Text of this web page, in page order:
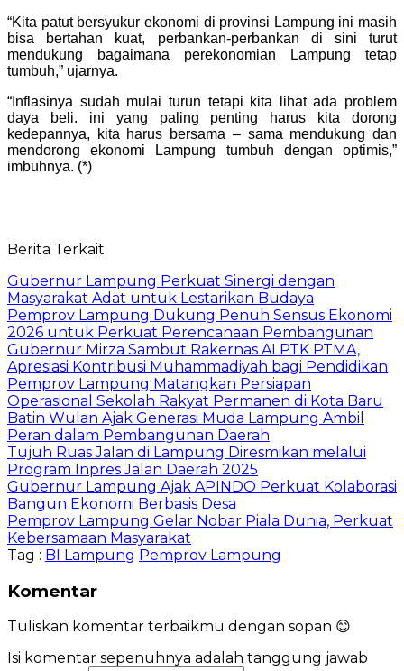
“Kita patut bersyukur ekonomi di provinsi Lampung ini masih
bisa bertahan kuat, perbankan-perbankan di sini turut
mendukung bagaimana perekonomian Lampung tetap
tumbuh,” ujarnya.
“Inflasinya sudah mulai turun tetapi kita lihat ada problem
daya beli. ini yang paling penting harus kita dorong
kedepannya, kita harus bersama – sama mendukung dan
mendorong ekonomi Lampung tumbuh dengan optimis,”
imbuhnya. (*)
Berita Terkait
Gubernur Lampung Perkuat Sinergi dengan
Masyarakat Adat untuk Lestarikan Budaya
Pemprov Lampung Dukung Penuh Sensus Ekonomi
2026 untuk Perkuat Perencanaan Pembangunan
Gubernur Mirza Sambut Rakernas ALPTK PTMA,
Apresiasi Kontribusi Muhammadiyah bagi Pendidikan
Pemprov Lampung Matangkan Persiapan
Operasional Sekolah Rakyat Permanen di Kota Baru
Batin Wulan Ajak Generasi Muda Lampung Ambil
Peran dalam Pembangunan Daerah
Tujuh Ruas Jalan di Lampung Diresmikan melalui
Program Inpres Jalan Daerah 2025
Gubernur Lampung Ajak APINDO Perkuat Kolaborasi
Bangun Ekonomi Berbasis Desa
Pemprov Lampung Gelar Nobar Piala Dunia, Perkuat
Kebersamaan Masyarakat
Tag : BI Lampung Pemprov Lampung
Komentar
Tuliskan komentar terbaikmu dengan sopan 😊
Isi komentar sepenuhnya adalah tanggung jawab